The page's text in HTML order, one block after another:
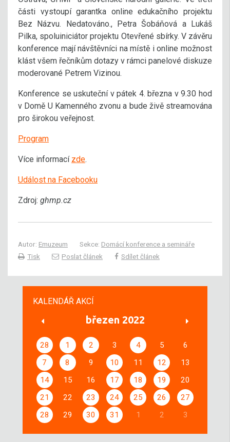
části vystoupí garantka online edukačního projektu
Bez Názvu. Nedatováno., Petra Šobáňová a Lukáš
Pilka, spoluiniciátor projektu Otevřené sbírky. V závěru
konference mají návštěvníci na místě i online možnost
klást všem řečníkům dotazy v rámci panelové diskuze
moderované Petrem Vizinou.
Konference se uskuteční v pátek 4. března v 9.30 hod
v Domě U Kamenného zvonu a bude živě streamována
pro širokou veřejnost.
Program
Více informací zde.
Událost na Facebooku
Zdroj: ghmp.cz
Autor: Emuzeum Sekce: Domácí konference a semináře
Tisk
Poslat článek Sdílet článek
KALENDÁŘ AKCÍ
březen 2022
28 1 2 3 4 5
6
7
8 9 10 11 12
13
14
15 16 17 18 19
20
21
22 23 24 25 26
27
28
29 30 31 1 2 3